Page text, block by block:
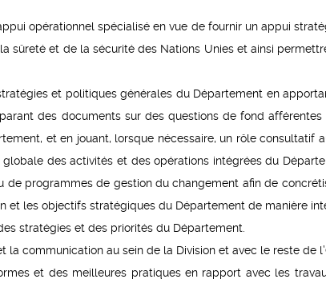
opérationnel spécialisé en vue de fournir un appui
sûreté et de la sécurité des Nations Unies et ainsi
et politiques générales du Département en
des documents sur des questions de fond
et en jouant, lorsque nécessaire, un rôle consultatif
des activités et des opérations intégrées du
de programmes de gestion du changement afin de
et les objectifs stratégiques du Département de manière
stratégies et des priorités du Département.
la communication au sein de la Division et avec le reste de
et des meilleures pratiques en rapport avec les